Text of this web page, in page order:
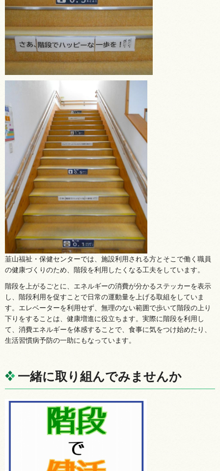
韮山福祉・保健センターでは、施設利用される方とそこで働く職員
の健康づくりのため、階段を利用したくなる工夫をしています。
階段を上がるごとに、エネルギーの消費が分かるステッカーを表示
し、階段利用を促すことで日常の運動量を上げる取組をしていま
す。エレベーターを利用せず、無理のない範囲で歩いて階段の上り
下りをすることは、健康増進に役立ちます。実際に階段を利用し
て、消費エネルギーを体感することで、食事に気をつけ始めたり、
生活習慣病予防の一助にもなっています。
一緒に取り組んでみませんか